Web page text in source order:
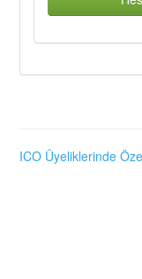
ICO Üyeliklerinde